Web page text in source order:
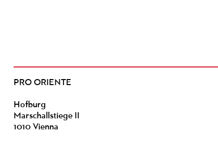
PRO ORIENTE
Hofburg
Marschallstiege II
1010 Vienna